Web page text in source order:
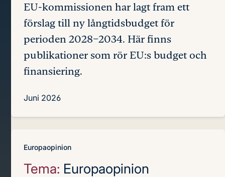
EU-kommissionen har lagt fram ett
förslag till ny långtidsbudget för
perioden 2028–2034. Här finns
publikationer som rör EU:s budget och
finansiering.
Juni 2026
Europaopinion
Tema: Europaopinion